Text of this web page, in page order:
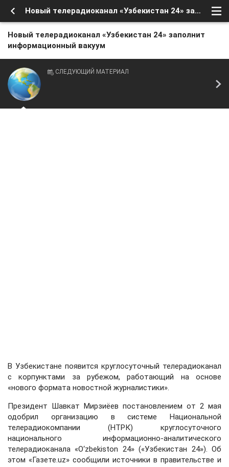
Новый телерадиоканал «Узбекистан 24» заполнит информационный вакуум
Новый телерадиоканал «Узбекистан 24» заполнит
информационный вакуум
СЛЕДУЮЩИЙ МАТЕРИАЛ
В Узбекистане появится круглосуточный телерадиоканал
с корпунктами за рубежом, работающий на основе
«нового формата новостной журналистики».
Президент Шавкат Мирзиёев постановлением от 2 мая
одобрил организацию в системе Национальной
телерадиокомпании (НТРК) круглосуточного
национального информационно-аналитического
телерадиоканала «O‘zbekiston 24» («Узбекистан 24»). Об
этом «Газете.uz» сообщили источники в правительстве и